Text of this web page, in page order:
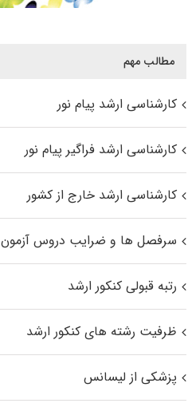
مطالب مهم
کارشناسی ارشد پیام نور
کارشناسی ارشد فراگیر پیام نور
کارشناسی ارشد خارج از کشور
سرفصل ها و ضرایب دروس آزمون
رتبه قبولی کنکور ارشد
ظرفیت رشته های کنکور ارشد
پزشکی از لیسانس